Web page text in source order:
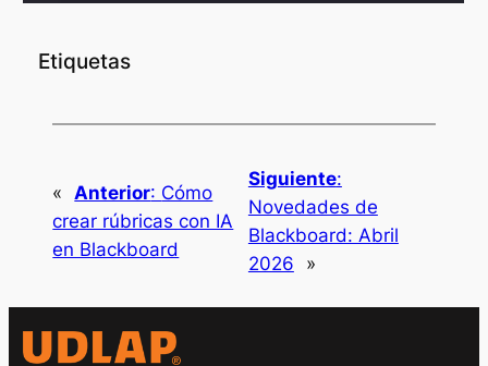
Etiquetas
« Anterior: Cómo
crear rúbricas con IA
en Blackboard
Siguiente:
Novedades de
Blackboard: Abril
2026
»